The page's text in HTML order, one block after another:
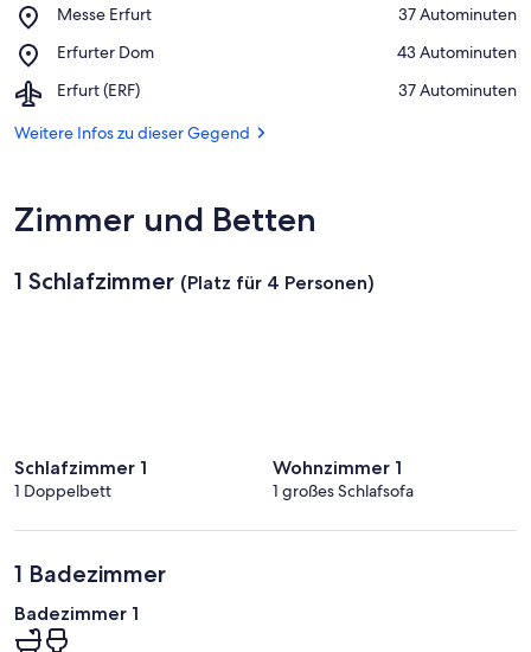
Thüringer
Messe Erfurt
Place,
Erfurt
‪37 Autominuten‬
Erfurter Dom
Place,
Dom
‪43 Autominuten‬
Erfurt (ERF)
Airport,
(ERF)
‪37 Autominuten‬
Weitere Infos zu dieser Gegend
Zimmer und Betten
1 Schlafzimmer (Platz für 4 Personen)
Schlafzimmer 1
1 Doppelbett
Wohnzimmer 1
1 großes Schlafsofa
1 Badezimmer
Badezimmer 1